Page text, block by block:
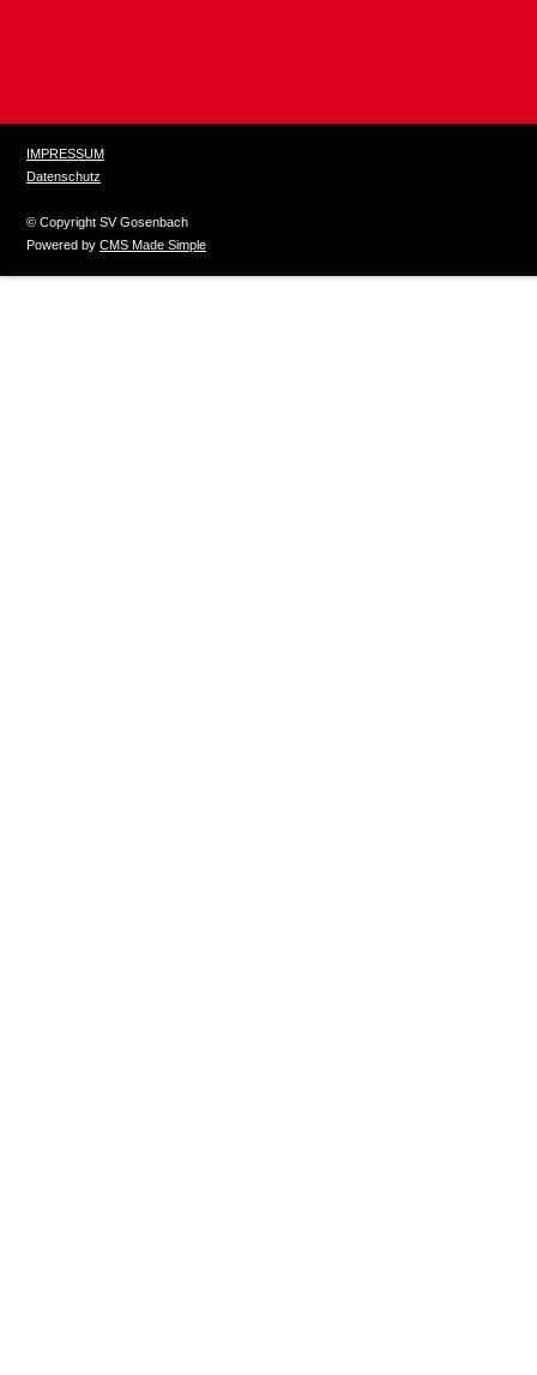
IMPRESSUM
Datenschutz
© Copyright SV Gosenbach
Powered by CMS Made Simple